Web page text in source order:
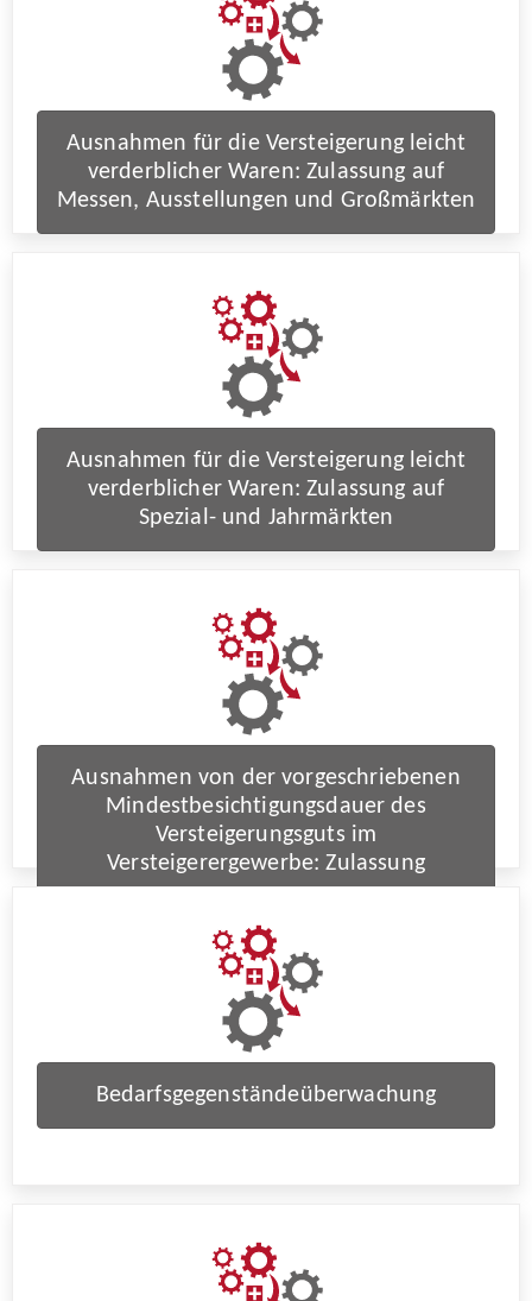
Ausnahmen für die Versteigerung leicht
verderblicher Waren: Zulassung auf
Messen, Ausstellungen und Großmärkten
Ausnahmen für die Versteigerung leicht
verderblicher Waren: Zulassung auf
Spezial- und Jahrmärkten
Ausnahmen von der vorgeschriebenen
Mindestbesichtigungsdauer des
Versteigerungsguts im
Versteigerergewerbe: Zulassung
Bedarfsgegenständeüberwachung